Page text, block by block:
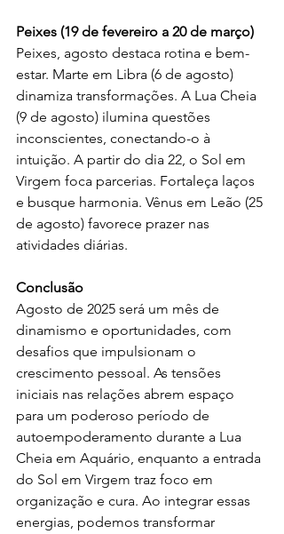
Peixes (19 de fevereiro a 20 de março)
Peixes, agosto destaca rotina e bem-
estar. Marte em Libra (6 de agosto)
dinamiza transformações. A Lua Cheia
(9 de agosto) ilumina questões
inconscientes, conectando-o à
intuição. A partir do dia 22, o Sol em
Virgem foca parcerias. Fortaleça laços
e busque harmonia. Vênus em Leão (25
de agosto) favorece prazer nas
atividades diárias.
Conclusão
Agosto de 2025 será um mês de
dinamismo e oportunidades, com
desafios que impulsionam o
crescimento pessoal. As tensões
iniciais nas relações abrem espaço
para um poderoso período de
autoempoderamento durante a Lua
Cheia em Aquário, enquanto a entrada
do Sol em Virgem traz foco em
organização e cura. Ao integrar essas
energias, podemos transformar